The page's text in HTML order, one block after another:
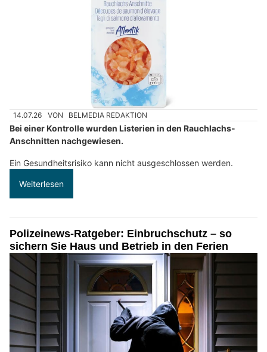
14.07.26 VON BELMEDIA REDAKTION
Bei einer Kontrolle wurden Listerien in den Rauchlachs-
Anschnitten nachgewiesen.
Ein Gesundheitsrisiko kann nicht ausgeschlossen werden.
Weiterlesen
Polizeinews-Ratgeber: Einbruchschutz – so
sichern Sie Haus und Betrieb in den Ferien